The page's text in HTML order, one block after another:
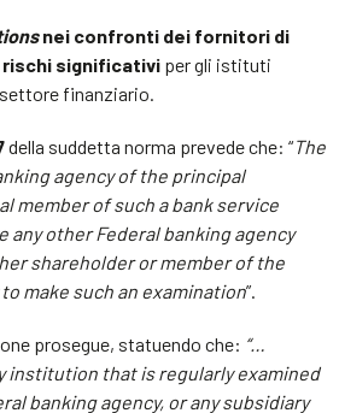
nei confronti dei fornitori di
rischi significativi per gli istituti
finanziario.
della suddetta norma prevede che: “The
agency of the principal
member of such a bank service
any other Federal banking agency
shareholder or member of the
make such an examination”.
prosegue, statuendo che: “…
institution that is regularly examined
banking agency, or any subsidiary